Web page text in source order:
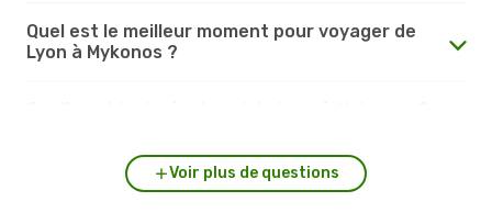
Quel est le meilleur moment pour voyager de
Lyon à Mykonos ?
Voir plus de questions